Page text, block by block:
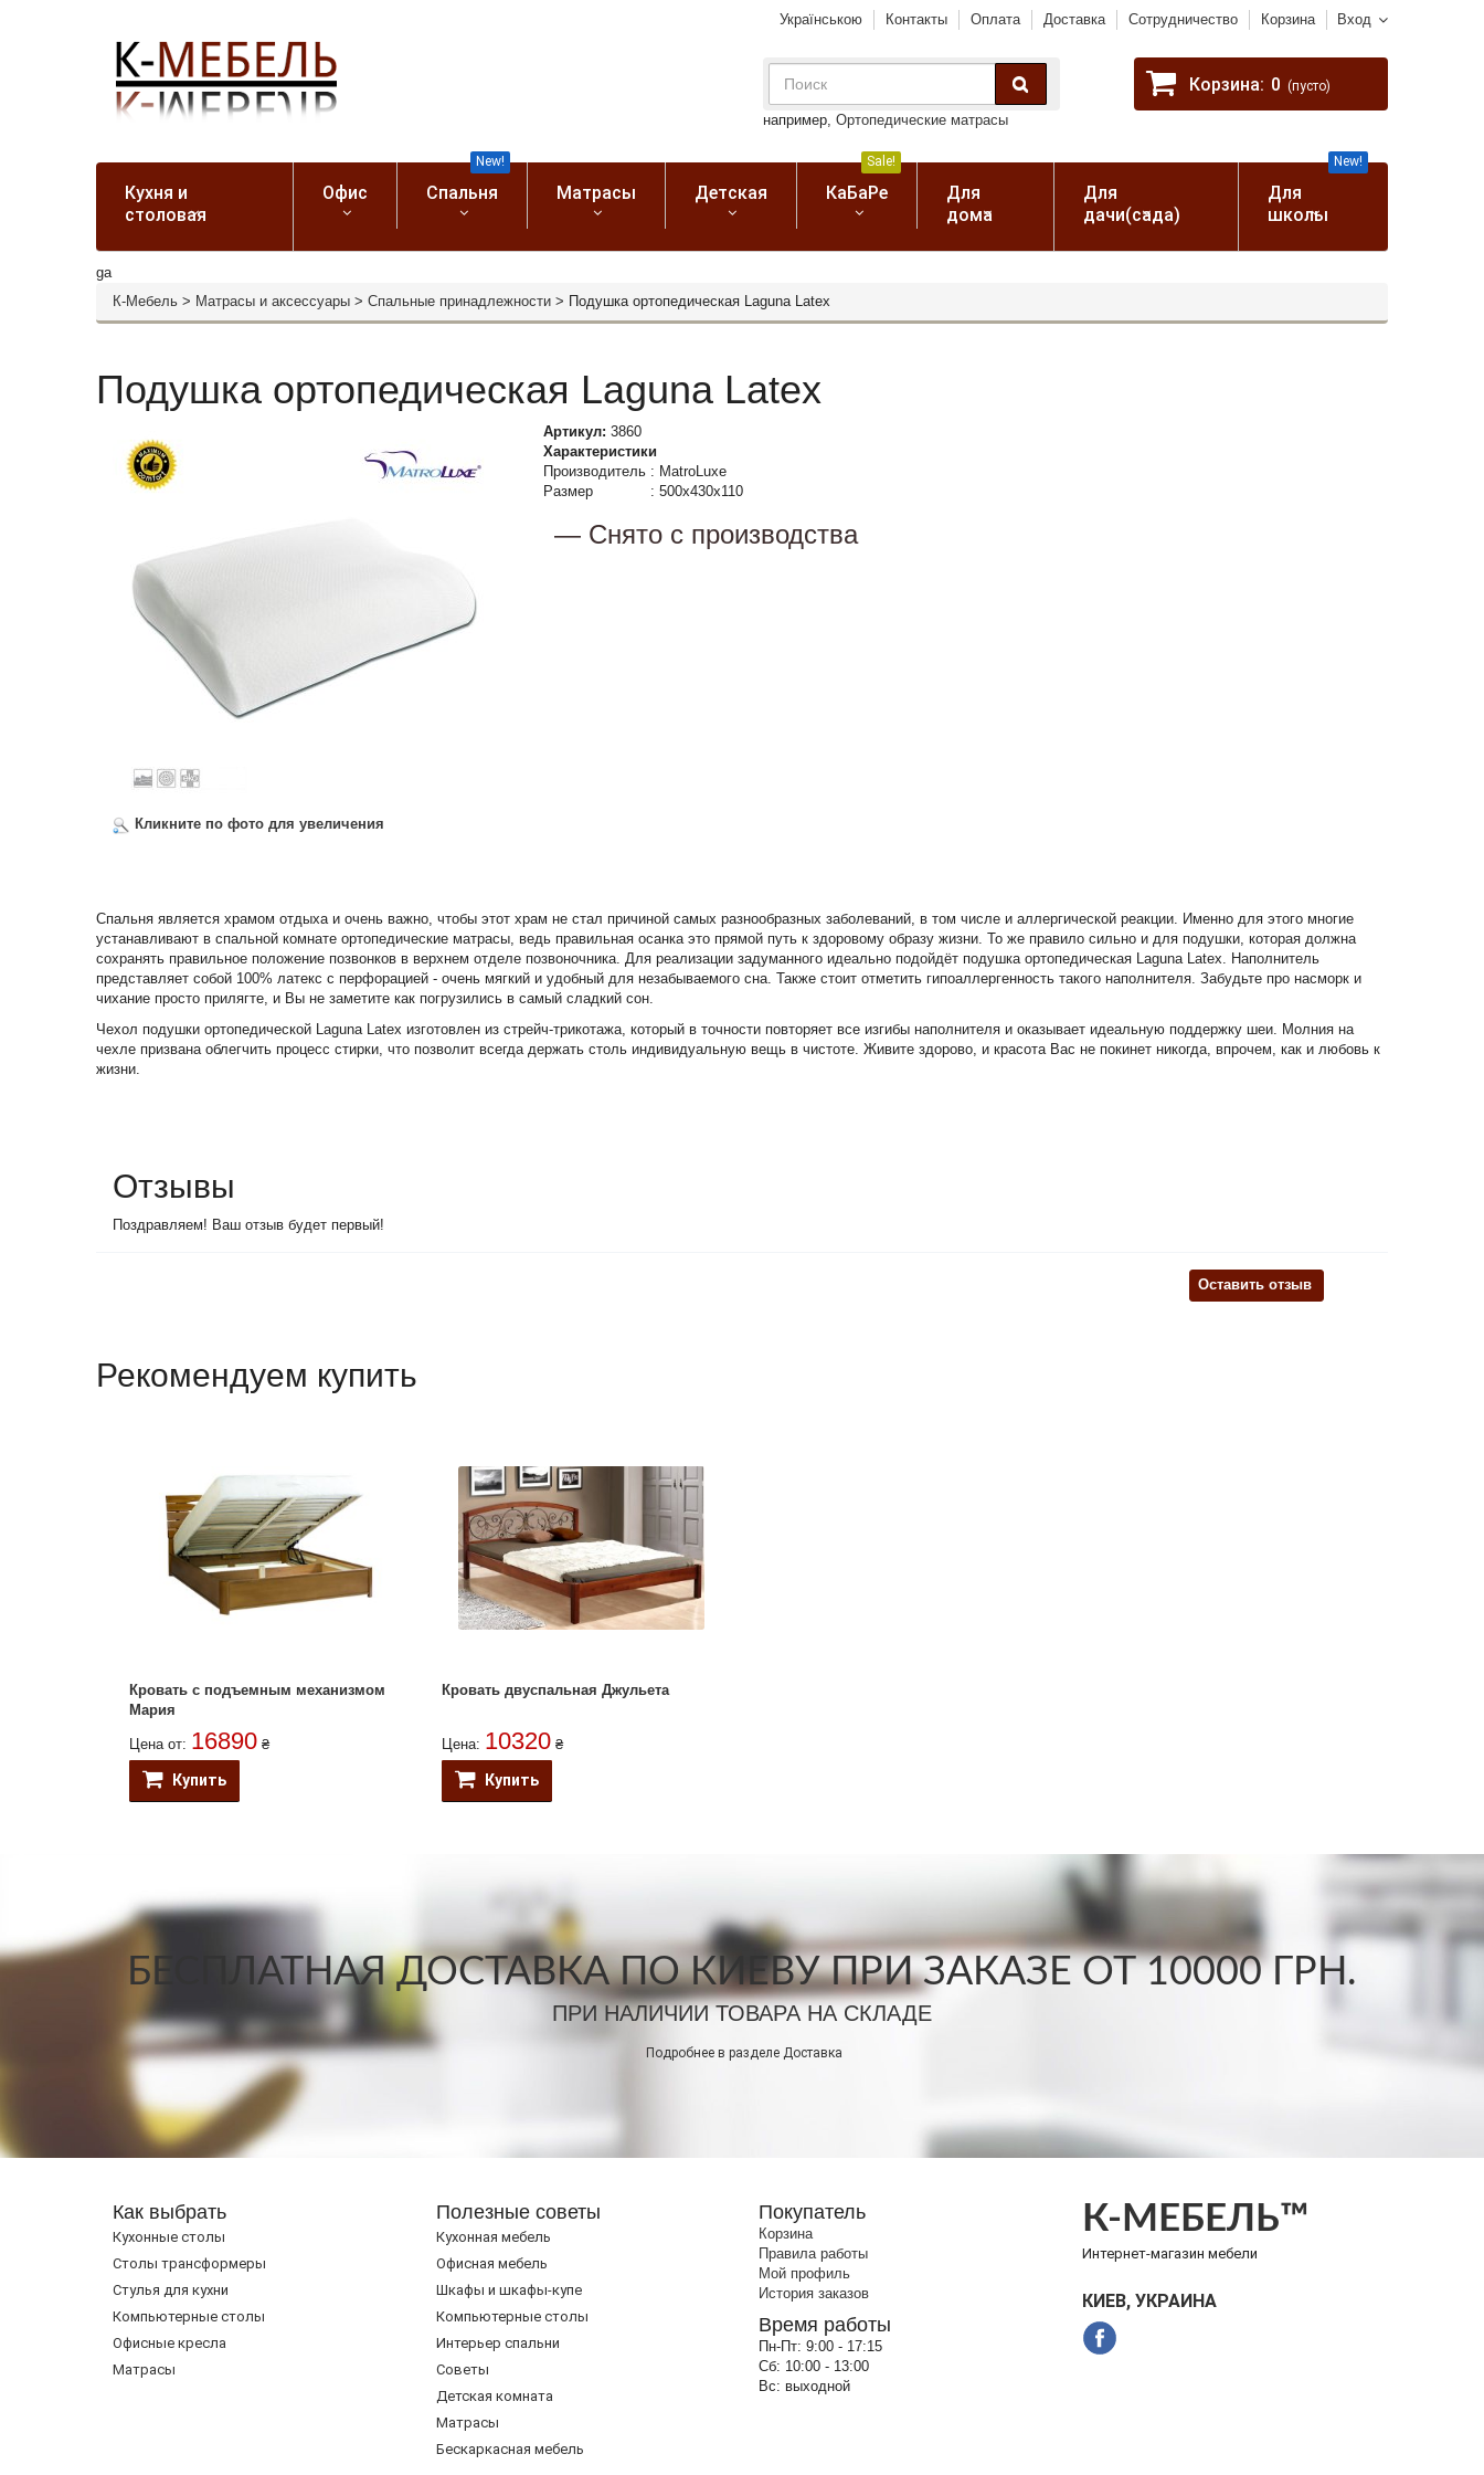
Вход
Українською Контакты Оплата Доставка Сотрудничество Корзина
например, Ортопедические матрасы
Корзина: 0 (пусто)
Кухня и
столовая
Офис Спальня
New!
Матрасы Детская КаБаРе
Sale!
Для
дома
Для
дачи(сада)
Для
школы
New!
ga
К-Мебель > Матрасы и аксессуары > Спальные принадлежности > Подушка ортопедическая Laguna Latex
Подушка ортопедическая Laguna Latex
Кликните по фото для увеличения
Артикул: 3860
Характеристики
Производитель : MatroLuxe
Размер
: 500x430x110
— Снято с производства
Спальня является храмом отдыха и очень важно, чтобы этот храм не стал причиной самых разнообразных заболеваний, в том числе и аллергической реакции. Именно для этого многие
устанавливают в спальной комнате ортопедические матрасы, ведь правильная осанка это прямой путь к здоровому образу жизни. То же правило сильно и для подушки, которая должна
сохранять правильное положение позвонков в верхнем отделе позвоночника. Для реализации задуманного идеально подойдёт подушка ортопедическая Laguna Latex. Наполнитель
представляет собой 100% латекс с перфорацией - очень мягкий и удобный для незабываемого сна. Также стоит отметить гипоаллергенность такого наполнителя. Забудьте про насморк и
чихание просто прилягте, и Вы не заметите как погрузились в самый сладкий сон.
Чехол подушки ортопедической Laguna Latex изготовлен из стрейч-трикотажа, который в точности повторяет все изгибы наполнителя и оказывает идеальную поддержку шеи. Молния на
чехле призвана облегчить процесс стирки, что позволит всегда держать столь индивидуальную вещь в чистоте. Живите здорово, и красота Вас не покинет никогда, впрочем, как и любовь к
жизни.
Отзывы
Поздравляем! Ваш отзыв будет первый!
Оставить отзыв
Рекомендуем купить
Кровать с подъемным механизмом
Мария
Цена от: 16890 ₴
Купить
Кровать двуспальная Джульета
Цена: 10320 ₴
Купить
БЕСПЛАТНАЯ ДОСТАВКА ПО КИЕВУ ПРИ ЗАКАЗЕ ОТ 10000 ГРН.
ПРИ НАЛИЧИИ ТОВАРА НА СКЛАДЕ
Подробнее в разделе Доставка
Как выбрать
Кухонные столы
Cтолы трансформеры
Стулья для кухни
Компьютерные столы
Офисные кресла
Матрасы
Полезные советы
Кухонная мебель
Офисная мебель
Шкафы и шкафы-купе
Компьютерные столы
Интерьер спальни
Советы
Детская комната
Матрасы
Бескаркасная мебель
Покупатель
Корзина
Правила работы
Мой профиль
История заказов
Время работы
Пн-Пт: 9:00 - 17:15
Сб: 10:00 - 13:00
Вс: выходной
К-МЕБЕЛЬ™
Интернет-магазин мебели
КИЕВ, УКРАИНА